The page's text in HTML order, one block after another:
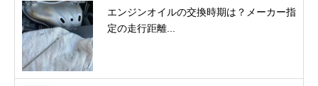
エンジンオイルの交換時期は？メーカー指
定の走行距離...